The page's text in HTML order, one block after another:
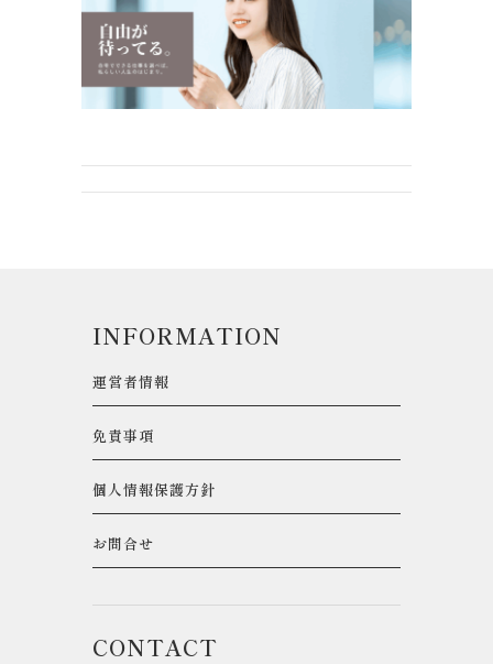
INFORMATION
運営者情報
免責事項
個人情報保護方針
お問合せ
CONTACT